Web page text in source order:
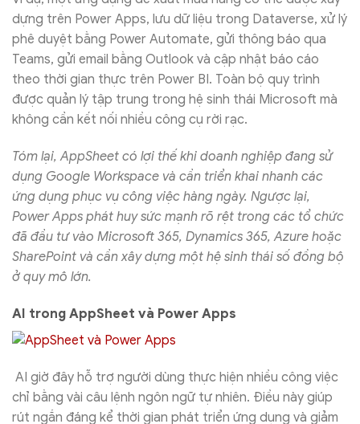
dựng trên Power Apps, lưu dữ liệu trong Dataverse, xử lý
phê duyệt bằng Power Automate, gửi thông báo qua
Teams, gửi email bằng Outlook và cập nhật báo cáo
theo thời gian thực trên Power BI. Toàn bộ quy trình
được quản lý tập trung trong hệ sinh thái Microsoft mà
không cần kết nối nhiều công cụ rời rạc.
Tóm lại, AppSheet có lợi thế khi doanh nghiệp đang sử
dụng Google Workspace và cần triển khai nhanh các
ứng dụng phục vụ công việc hàng ngày. Ngược lại,
Power Apps phát huy sức mạnh rõ rệt trong các tổ chức
đã đầu tư vào Microsoft 365, Dynamics 365, Azure hoặc
SharePoint và cần xây dựng một hệ sinh thái số đồng bộ
ở quy mô lớn.
AI trong AppSheet và Power Apps
AI giờ đây hỗ trợ người dùng thực hiện nhiều công việc
chỉ bằng vài câu lệnh ngôn ngữ tự nhiên. Điều này giúp
rút ngắn đáng kể thời gian phát triển ứng dụng và giảm